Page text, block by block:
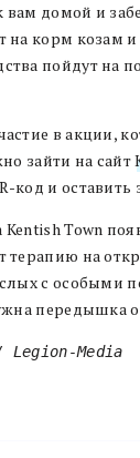
домой и
на корм козам и
пойдут на
в акции,
зайти на сайт
код и оставить
Town
терапию на
с особыми
передышка
Media